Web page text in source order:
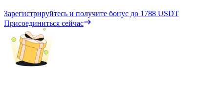
Зарегистрируйтесь и получите бонус до 1788 USDT
Присоединиться сейчас